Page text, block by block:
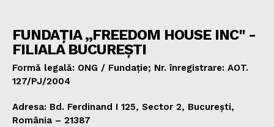
FUNDAȚIA „FREEDOM HOUSE INC" -
FILIALA BUCUREȘTI
Formă legală: ONG / Fundație; Nr. înregistrare: AOT.
127/PJ/2004
Adresa: Bd. Ferdinand I 125, Sector 2, București,
România – 21387